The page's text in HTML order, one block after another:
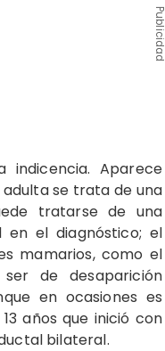
Publicidad
Aparece
se trata de una
tratarse de una
en el diagnóstico; el
mamarios, como el
de desaparición
en ocasiones es
años que inició con
bilateral.